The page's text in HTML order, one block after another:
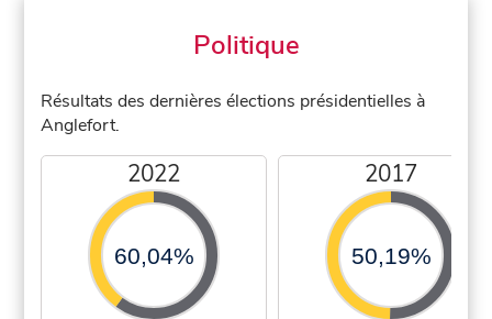
Politique
Résultats des dernières élections présidentielles à
Anglefort.
2022
60,04%
2017
50,19%